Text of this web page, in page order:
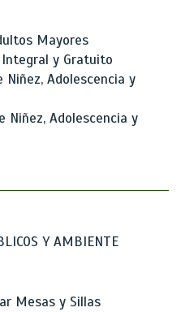
Mayores
y Gratuito
Adolescencia y
Niñez, Adolescencia y
Y AMBIENTE
Mesas y Sillas